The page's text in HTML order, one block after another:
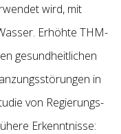
wird, mit
Erhöhte THM-
gesundheitlichen
in
von Regierungs-
Erkenntnisse: